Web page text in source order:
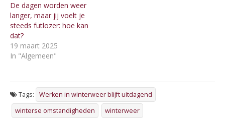
De dagen worden weer
langer, maar jij voelt je
steeds futlozer: hoe kan
dat?
19 maart 2025
In "Algemeen"
Tags:
Werken in winterweer blijft uitdagend
winterse omstandigheden
winterweer